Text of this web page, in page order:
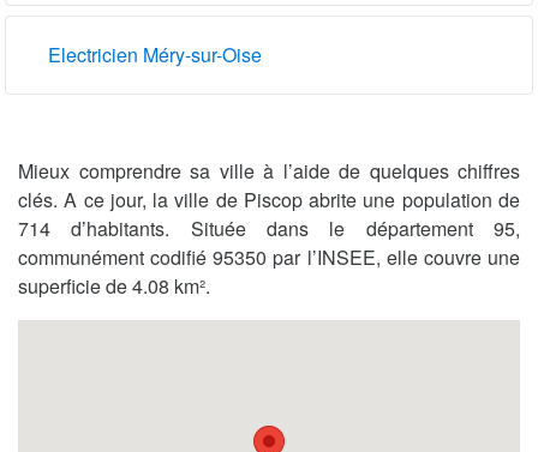
Electricien Méry-sur-Oise
Mieux comprendre sa ville à l’aide de quelques chiffres
clés. A ce jour, la ville de Piscop abrite une population de
714 d’habitants. Située dans le département 95,
communément codifié 95350 par l’INSEE, elle couvre une
superficie de 4.08 km².